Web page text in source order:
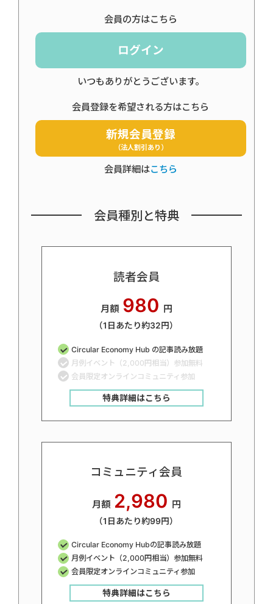
会員の方はこちら
ログイン
いつもありがとうございます。
会員登録を希望される方はこちら
新規会員登録
（法人割引あり）
会員詳細はこちら
会員種別と特典
読者会員
月額 980 円
（1日あたり約32円）
Circular Economy Hub の記事読み放題
月例イベント（2,000円相当）参加無料
会員限定オンラインコミュニティ参加
特典詳細はこちら
コミュニティ会員
月額 2,980 円
（1日あたり約99円）
Circular Economy Hubの記事読み放題
月例イベント（2,000円相当）参加無料
会員限定オンラインコミュニティ参加
特典詳細はこちら